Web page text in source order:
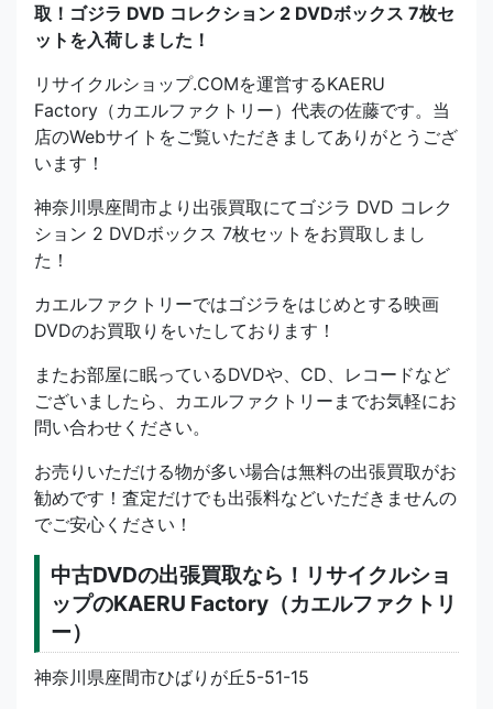
取！ゴジラ DVD コレクション 2 DVDボックス 7枚セ
ットを入荷しました！
リサイクルショップ.COMを運営するKAERU
Factory（カエルファクトリー）代表の佐藤です。当
店のWebサイトをご覧いただきましてありがとうござ
います！
神奈川県座間市より出張買取にてゴジラ DVD コレク
ション 2 DVDボックス 7枚セットをお買取しまし
た！
カエルファクトリーではゴジラをはじめとする映画
DVDのお買取りをいたしております！
またお部屋に眠っているDVDや、CD、レコードなど
ございましたら、カエルファクトリーまでお気軽にお
問い合わせください。
お売りいただける物が多い場合は無料の出張買取がお
勧めです！査定だけでも出張料などいただきませんの
でご安心ください！
中古DVDの出張買取なら！リサイクルショ
ップのKAERU Factory（カエルファクトリ
ー）
神奈川県座間市ひばりが丘5-51-15